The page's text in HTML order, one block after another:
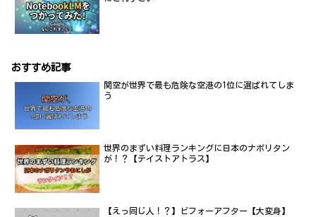
おすすめ記事
関空が世界で最も危険な空港の1位に選ばれてしま
う
世界のまずい料理ランキングに日本のナポリタン
が！？【テイストアトラス】
【えっ同じ人！？】ビフォーアフター【大変身】